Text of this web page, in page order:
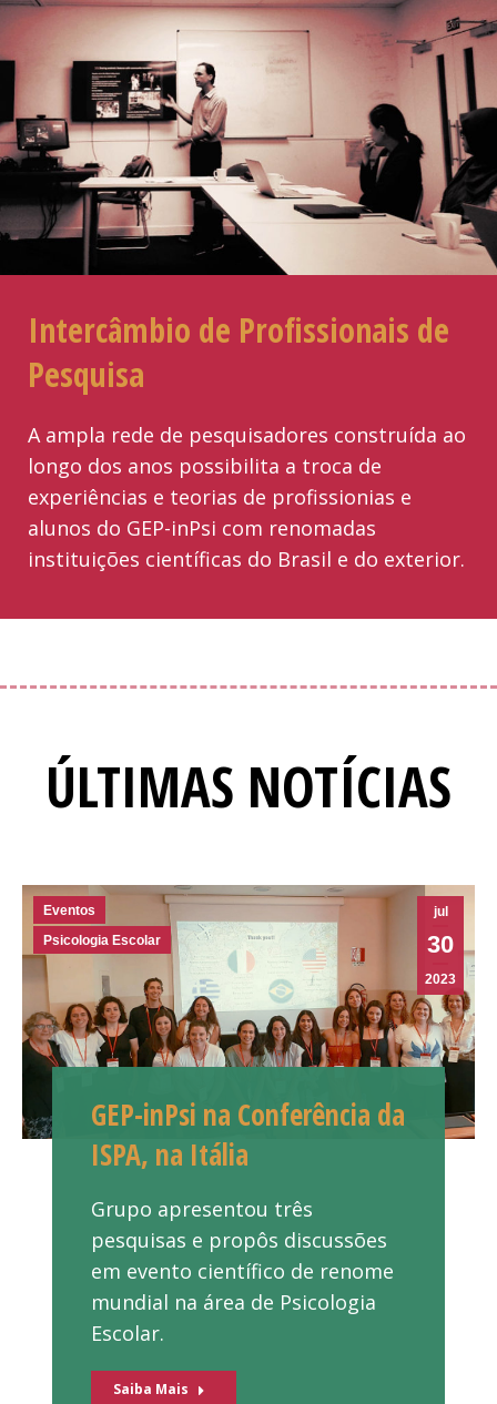
Intercâmbio de Profissionais de
Pesquisa
A ampla rede de pesquisadores construída ao
longo dos anos possibilita a troca de
experiências e teorias de profissionias e
alunos do GEP-inPsi com renomadas
instituições científicas do Brasil e do exterior.
ÚLTIMAS NOTÍCIAS
jul
30
2023
Eventos
Psicologia Escolar
GEP-inPsi na Conferência da
ISPA, na Itália
Grupo apresentou três
pesquisas e propôs discussões
em evento científico de renome
mundial na área de Psicologia
Escolar.
Saiba Mais